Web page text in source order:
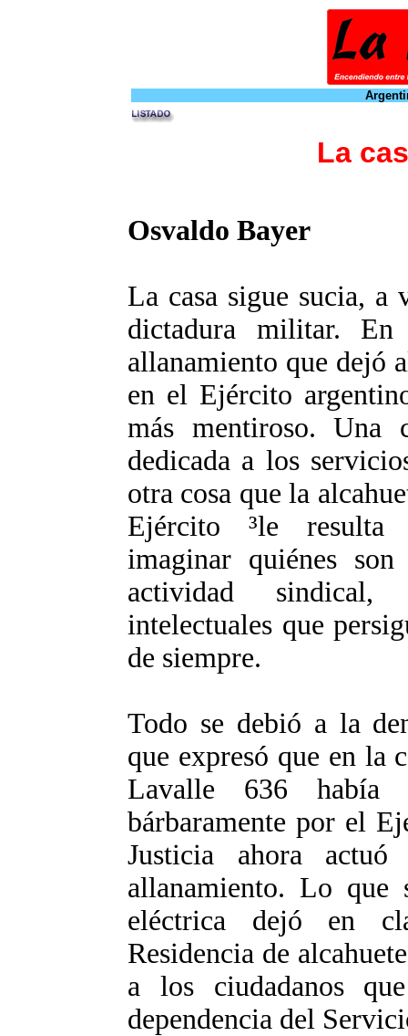
La
Osvaldo Bayer
La casa sigue sucia, a
dictadura militar.
allanamiento que dejó
en el Ejército
más mentiroso. Una
dedicada a los
otra cosa que la
Ejército ³le resulta
imaginar quiénes
actividad sindical,
intelectuales que
de siempre.
Todo se debió a la
que expresó que en la
­Lavalle 636­ había
bárbaramente por el
Justicia ahora
allanamiento. Lo que
eléctrica­ dejó en
Residencia de
a los ciudadanos
dependencia del